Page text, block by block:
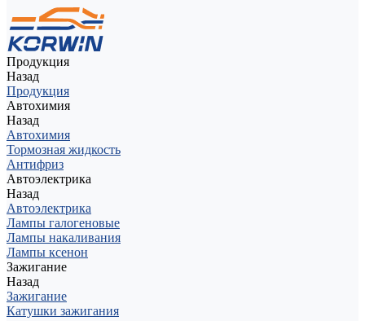
Продукция
Назад
Продукция
Автохимия
Назад
Автохимия
Тормозная жидкость
Антифриз
Автоэлектрика
Назад
Автоэлектрика
Лампы галогеновые
Лампы накаливания
Лампы ксенон
Зажигание
Назад
Зажигание
Катушки зажигания